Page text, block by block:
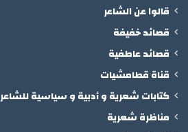
قالوا عن الشاعر
قصائد خفيفة
قصائد عاطفية
قناة قطامشيات
كتابات شعرية و أدبية و سياسية للشاعر
مناظرة شعرية